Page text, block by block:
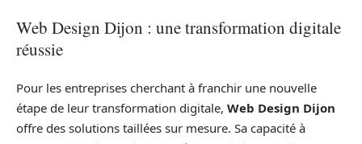
Web Design Dijon : une transformation digitale
réussie
Pour les entreprises cherchant à franchir une nouvelle
étape de leur transformation digitale, Web Design Dijon
offre des solutions taillées sur mesure. Sa capacité à